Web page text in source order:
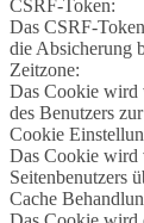
CSRF-Token:
Das CSRF-
die Absicherung
Zeitzone:
Das Cookie wird
des Benutzers
Cookie
Das Cookie wird
Seitenbenutzers
Cache